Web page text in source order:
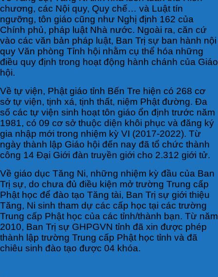
chương, các Nội quy, Quy chế… và Luật tín
ngưỡng, tôn giáo cũng như Nghị định 162 của
Chính phủ, pháp luật Nhà nước. Ngoài ra, căn cứ
vào các văn bản pháp luật, Ban Trị sự ban hành nội
quy Văn phòng Tỉnh hội nhằm cụ thể hóa những
điều quy định trong hoạt động hành chánh của Giáo
hội.
Về tự viện, Phật giáo tỉnh Bến Tre hiện có 268 cơ
sở tự viện, tịnh xá, tịnh thất, niệm Phật đường. Đa
số các tự viện sinh hoạt tôn giáo ổn định trước năm
1981, có 09 cơ sở thuộc diện khôi phục và đăng ký
gia nhập mới trong nhiệm kỳ VI (2017-2022). Từ
ngày thành lập Giáo hội đến nay đã tổ chức thành
công 14 Đại Giới đàn truyền giới cho 2.312 giới tử.
Về giáo dục Tăng Ni, những nhiệm kỳ đầu của Ban
Trị sự, do chưa đủ điều kiện mở trường Trung cấp
Phật học để đào tạo Tăng tài, Ban Trị sự giới thiệu
Tăng, Ni sinh tham dự các cấp học tại các trường
Trung cấp Phật học của các tỉnh/thành bạn. Từ năm
2010, Ban Trị sự GHPGVN tỉnh đã xin được phép
thành lập trường Trung cấp Phật học tỉnh và đã
chiêu sinh đào tạo được 04 khóa.